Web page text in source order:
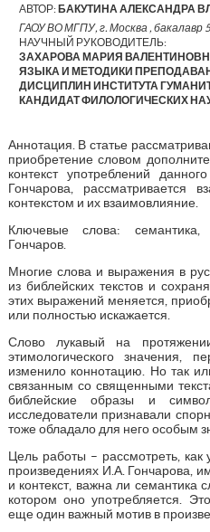
АВТОР:БАКУТИНА АЛЕКСАНДРА
ГАОУ ВО МГПУ, г. Москва , бакалавр 5
НАУЧНЫЙ РУКОВОДИТЕЛЬ:
ЗАХАРОВА МАРИЯ
ЯЗЫКА И МЕТОДИКИ
ДИСЦИПЛИН ИНСТИТУТА
КАНДИДАТ ФИЛОЛОГИЧЕСКИХ
Аннотация. В статье
приобретение словом
контекст употреблений
Гончарова, рассматривается
контекстом и их взаимовлияние.
Ключевые слова: семантика,
Гончаров.
Многие слова и выражения в
из библейских текстов и
этих выражений меняется,
или полностью искажается.
Слово лукавый на
этимологического значения,
изменило коннотацию. Но так
связанным со священными
библейские образы и
исследователи признавали
тоже обладало для него особым
Цель работы – рассмотреть, как
произведениях И.А. Гончарова,
и контекст, важна ли семантика
котором оно употребляется.
еще один важный мотив в